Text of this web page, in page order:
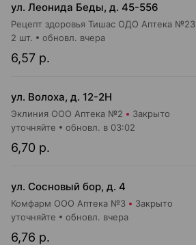
ул. Леонида Беды, д. 45-556
Рецепт здоровья Тишас ОДО Аптека №23
6,57 р.
2 шт. обновл. вчера
ул. Волоха, д. 12-2Н
Эклиния ООО Аптека №2 Закрыто
6,70 р.
уточняйте обновл. в 03:02
ул. Сосновый бор, д. 4
Комфарм ООО Аптека №3 Закрыто
6,76 р.
уточняйте обновл. вчера